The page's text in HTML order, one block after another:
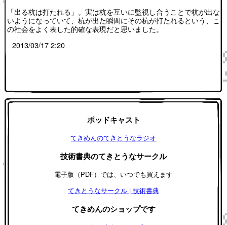
「出る杭は打たれる」。実は杭を互いに監視し合うことで杭が出な
いようになっていて、杭が出た瞬間にその杭が打たれるという、こ
の社会をよく表した的確な表現だと思いました。
2013/03/17 2:20
ポッドキャスト
てきめんのてきとうなラジオ
技術書典のてきとうなサークル
電子版（PDF）では、いつでも買えます
てきとうなサークル | 技術書典
てきめんのショップです